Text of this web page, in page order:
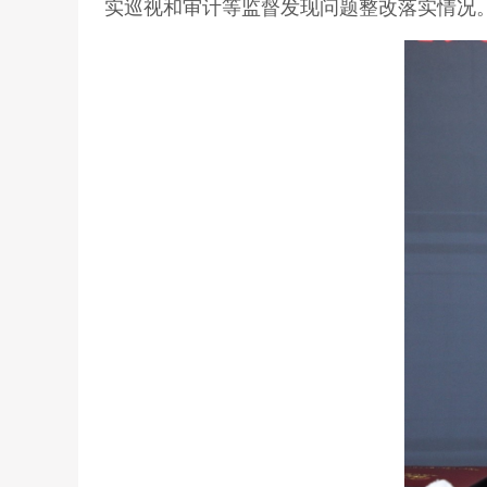
实巡视和审计等监督发现问题整改落实情况